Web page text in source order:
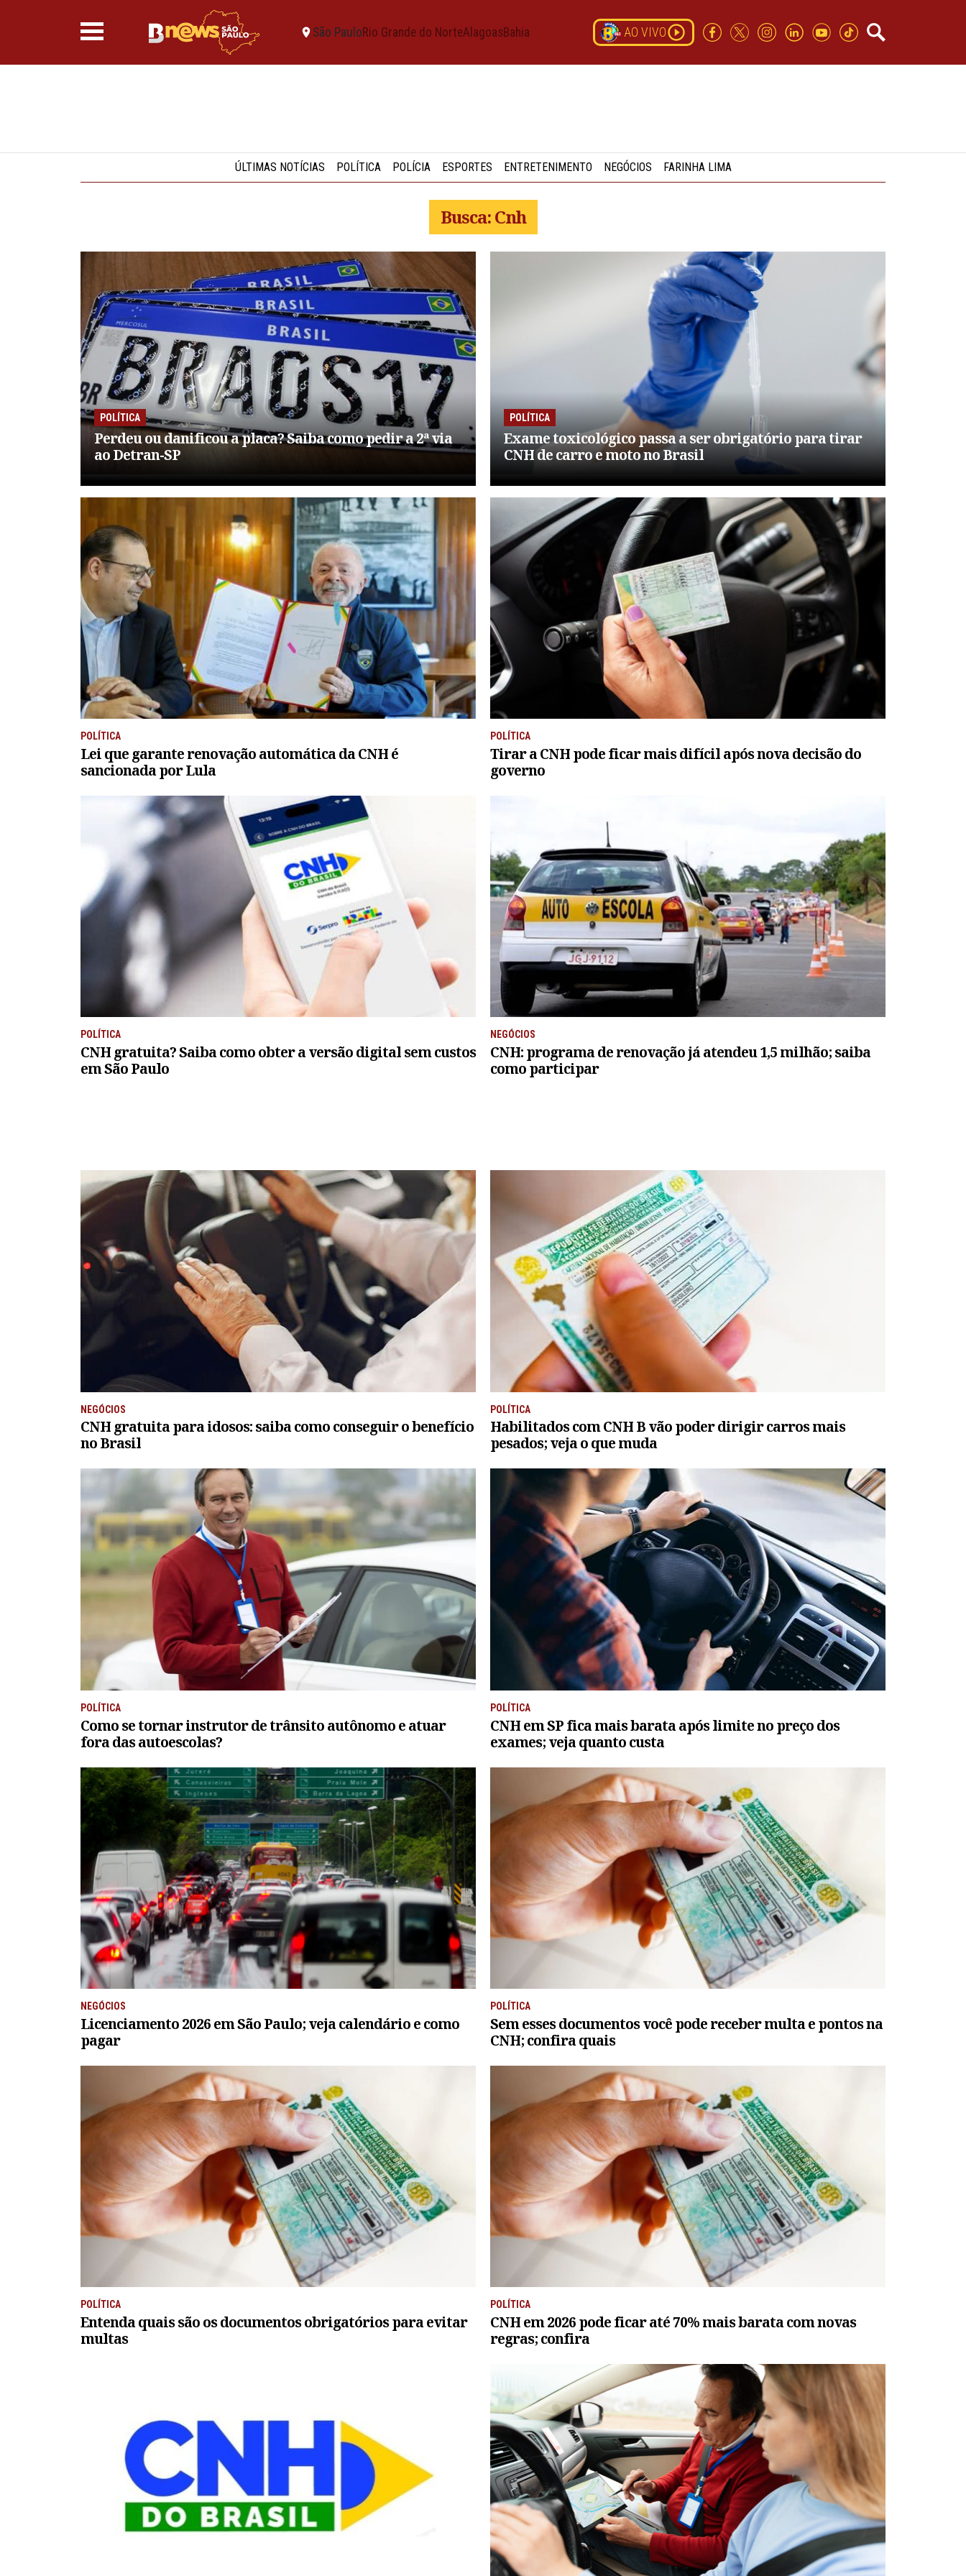
São PauloRio Grande do NorteAlagoasBahia AO VIVO
ÚLTIMAS NOTÍCIAS POLÍTICA POLÍCIA ESPORTES ENTRETENIMENTO NEGÓCIOS FARINHA LIMA
Busca: Cnh
POLÍTICA
Perdeu ou danificou a placa? Saiba como pedir a 2ª via
ao Detran-SP
POLÍTICA
Exame toxicológico passa a ser obrigatório para tirar
CNH de carro e moto no Brasil
POLÍTICA
Lei que garante renovação automática da CNH é
sancionada por Lula
POLÍTICA
Tirar a CNH pode ficar mais difícil após nova decisão do
governo
POLÍTICA
CNH gratuita? Saiba como obter a versão digital sem custos
em São Paulo
NEGÓCIOS
CNH: programa de renovação já atendeu 1,5 milhão; saiba
como participar
NEGÓCIOS
CNH gratuita para idosos: saiba como conseguir o benefício
no Brasil
POLÍTICA
Habilitados com CNH B vão poder dirigir carros mais
pesados; veja o que muda
POLÍTICA
Como se tornar instrutor de trânsito autônomo e atuar
fora das autoescolas?
POLÍTICA
CNH em SP fica mais barata após limite no preço dos
exames; veja quanto custa
NEGÓCIOS
Licenciamento 2026 em São Paulo; veja calendário e como
pagar
POLÍTICA
Sem esses documentos você pode receber multa e pontos na
CNH; confira quais
POLÍTICA
Entenda quais são os documentos obrigatórios para evitar
multas
POLÍTICA
CNH em 2026 pode ficar até 70% mais barata com novas
regras; confira